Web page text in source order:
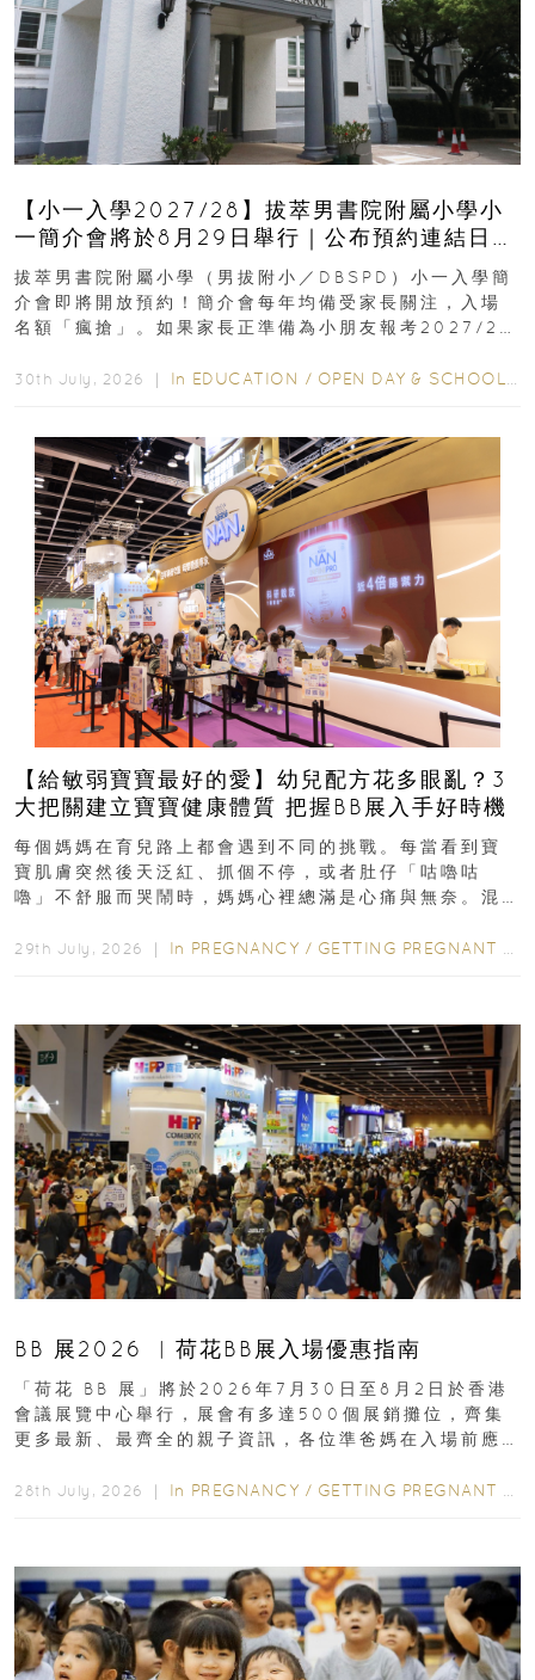
【小一入學2027/28】拔萃男書院附屬小學小
一簡介會將於8月29日舉行｜公布預約連結日期
｜更設有網上重溫
拔萃男書院附屬小學（男拔附小／DBSPD）小一入學簡
介會即將開放預約！簡介會每年均備受家長關注，入場
名額「瘋搶」。如果家長正準備為小朋友報考2027/28
30th July, 2026 ｜ In EDUCATION / OPEN DAY & SCHOOL EVENTS
【給敏弱寶寶最好的愛】幼兒配方花多眼亂？3
大把關建立寶寶健康體質 把握BB展入手好時機
每個媽媽在育兒路上都會遇到不同的挑戰。每當看到寶
寶肌膚突然後天泛紅、抓個不停，或者肚仔「咕嚕咕
嚕」不舒服而哭鬧時，媽媽心裡總滿是心痛與無奈。混
29th July, 2026 ｜ In PREGNANCY / GETTING PREGNANT
BB 展2026 ︳荷花BB展入場優惠指南
「荷花 BB 展」將於2026年7月30日至8月2日於香港
會議展覽中心舉行，展會有多達500個展銷攤位，齊集
更多最新、最齊全的親子資訊，各位準爸媽在入場前應
28th July, 2026 ｜ In PREGNANCY / GETTING PREGNANT